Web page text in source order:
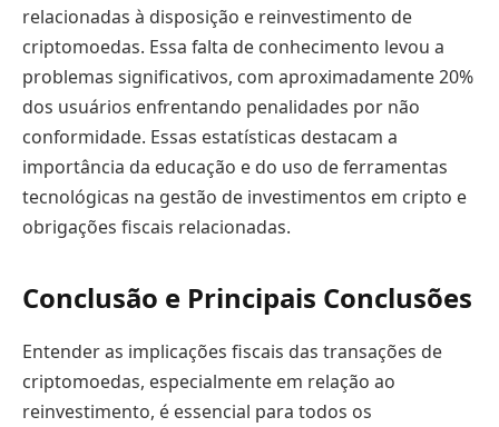
relacionadas à disposição e reinvestimento de
criptomoedas. Essa falta de conhecimento levou a
problemas significativos, com aproximadamente 20%
dos usuários enfrentando penalidades por não
conformidade. Essas estatísticas destacam a
importância da educação e do uso de ferramentas
tecnológicas na gestão de investimentos em cripto e
obrigações fiscais relacionadas.
Conclusão e Principais Conclusões
Entender as implicações fiscais das transações de
criptomoedas, especialmente em relação ao
reinvestimento, é essencial para todos os